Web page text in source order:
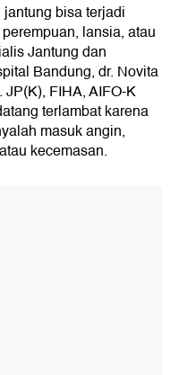
bisa terjadi
lansia, atau
Jantung dan
Bandung, dr. Novita
FIHA, AIFO-K
terlambat karena
masuk angin,
kecemasan.